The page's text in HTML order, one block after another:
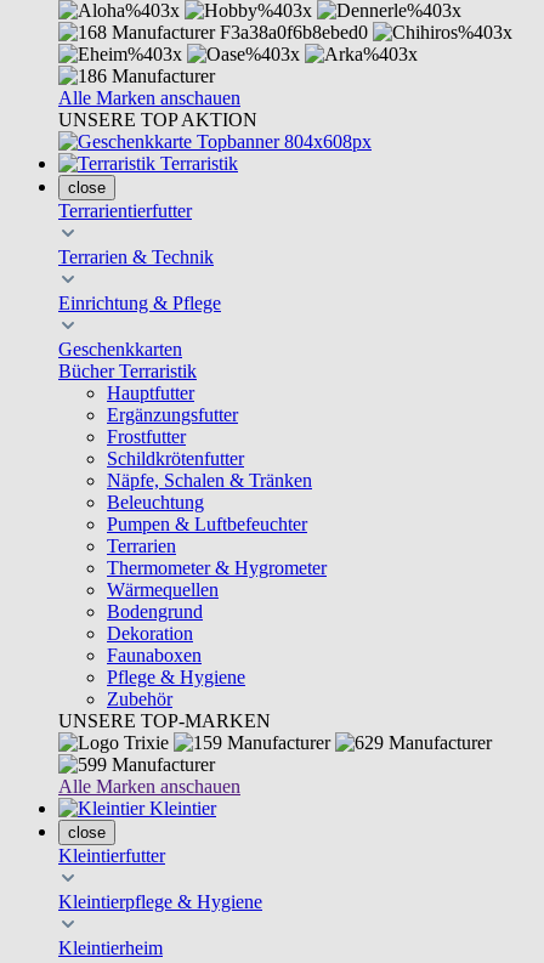
Alle Marken anschauen
UNSERE TOP AKTION
Terraristik
close
Terrarientierfutter
Terrarien & Technik
Einrichtung & Pflege
Geschenkkarten
Bücher Terraristik
Hauptfutter
Ergänzungsfutter
Frostfutter
Schildkrötenfutter
Näpfe, Schalen & Tränken
Beleuchtung
Pumpen & Luftbefeuchter
Terrarien
Thermometer & Hygrometer
Wärmequellen
Bodengrund
Dekoration
Faunaboxen
Pflege & Hygiene
Zubehör
UNSERE TOP-MARKEN
Alle Marken anschauen
Kleintier
close
Kleintierfutter
Kleintierpflege & Hygiene
Kleintierheim